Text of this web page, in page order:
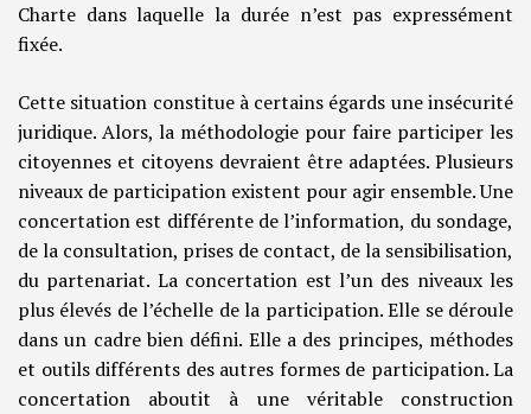
Charte dans laquelle la durée n’est pas expressément
fixée.
Cette situation constitue à certains égards une insécurité
juridique. Alors, la méthodologie pour faire participer les
citoyennes et citoyens devraient être adaptées. Plusieurs
niveaux de participation existent pour agir ensemble. Une
concertation est différente de l’information, du sondage,
de la consultation, prises de contact, de la sensibilisation,
du partenariat. La concertation est l’un des niveaux les
plus élevés de l’échelle de la participation. Elle se déroule
dans un cadre bien défini. Elle a des principes, méthodes
et outils différents des autres formes de participation. La
concertation aboutit à une véritable construction